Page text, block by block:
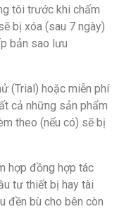
tôi trước khi chấm
bị xóa (sau 7 ngày)
bản sao lưu
(Trial) hoặc miễn phí
cả những sản phẩm
theo (nếu có) sẽ bị
hợp đồng hợp tác
tư thiết bị hay tài
đền bù cho bên còn